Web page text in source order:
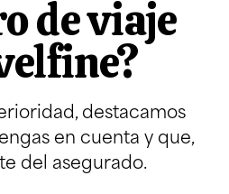
de viaje
destacamos
en cuenta y que,
del asegurado.